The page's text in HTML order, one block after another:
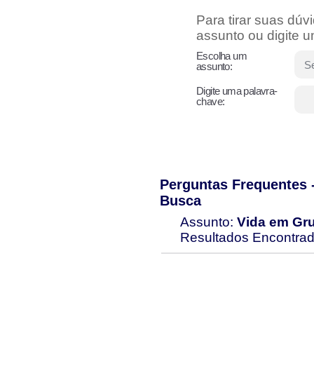
Para tirar suas
assunto ou digite
Escolha um
assunto:
Digite uma palavra-
chave:
Perguntas Frequentes
Busca
Assunto: Vida em
Resultados